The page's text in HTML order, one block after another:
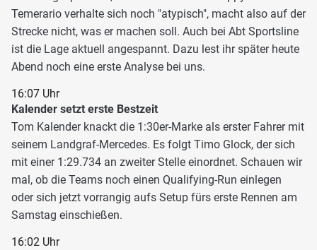
Temerario verhalte sich noch "atypisch", macht also auf der
Strecke nicht, was er machen soll. Auch bei Abt Sportsline
ist die Lage aktuell angespannt. Dazu lest ihr später heute
Abend noch eine erste Analyse bei uns.
16:07 Uhr
Kalender setzt erste Bestzeit
Tom Kalender knackt die 1:30er-Marke als erster Fahrer mit
seinem Landgraf-Mercedes. Es folgt Timo Glock, der sich
mit einer 1:29.734 an zweiter Stelle einordnet. Schauen wir
mal, ob die Teams noch einen Qualifying-Run einlegen
oder sich jetzt vorrangig aufs Setup fürs erste Rennen am
Samstag einschießen.
16:02 Uhr